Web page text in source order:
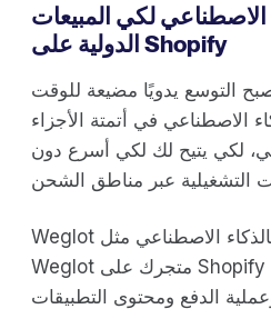
الاصطناعي لكي المبيعات
الدولية على Shopify
التوسع يدويًا مضيعة للوقت
الاصطناعي في أتمتة الأجزاء
لكي يتيح لك لكي أسرع دون
Weglot أداة الترجمة المدعومة بالذكاء الاصطناعي مثل
Weglot متجرك على Shopify بالكامل في دقائق بما في
الدفع ومحتوى التطبيقات